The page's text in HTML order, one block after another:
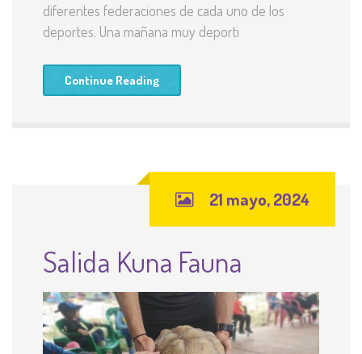
diferentes federaciones de cada uno de los
deportes. Una mañana muy deporti
Continue Reading
21 mayo, 2024
Salida Kuna Fauna